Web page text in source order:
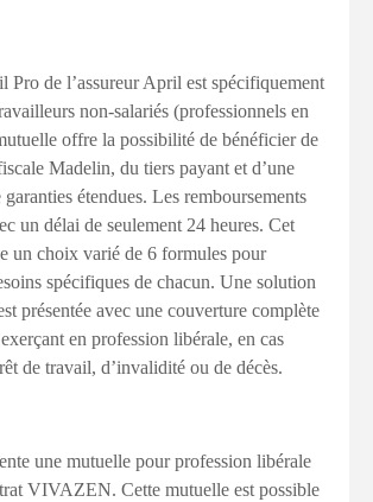
de l’assureur April est spécifiquement
non-salariés (professionnels en
offre la possibilité de bénéficier de
Madelin, du tiers payant et d’une
étendues. Les remboursements
un délai de seulement 24 heures. Cet
un choix varié de 6 formules pour
spécifiques de chacun. Une solution
présentée avec une couverture complète
en profession libérale, en cas
de travail, d’invalidité ou de décès.
une mutuelle pour profession libérale
VIVAZEN. Cette mutuelle est possible